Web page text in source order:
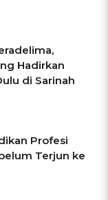
Hadirkan
di Sarinah
Profesi
Terjun ke